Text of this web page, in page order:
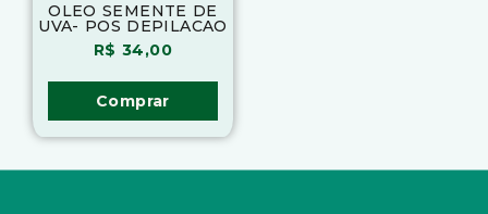
OLEO SEMENTE DE
UVA- POS DEPILACAO
R$ 34,00
Comprar